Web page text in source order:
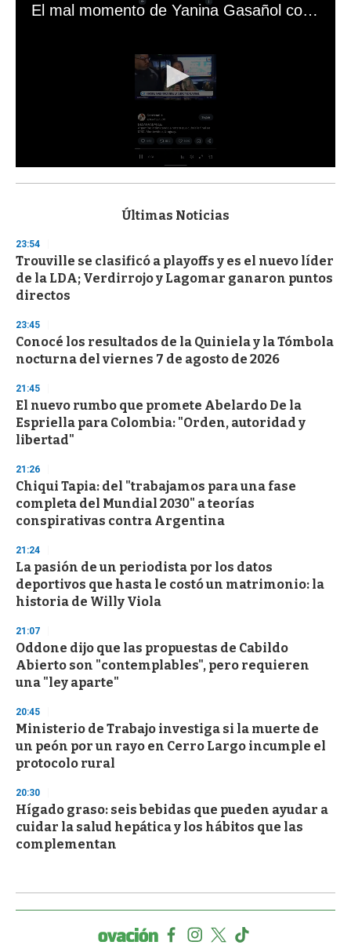
El mal momento de Yanina Gasañol con un hincha argentino en "Subrayado"
s
d
s
o
f
3
s
e
c
o
d
s
Últimas Noticias
23:54
Trouville se clasificó a playoffs y es el nuevo líder
de la LDA; Verdirrojo y Lagomar ganaron puntos
directos
23:45
Conocé los resultados de la Quiniela y la Tómbola
nocturna del viernes 7 de agosto de 2026
21:45
El nuevo rumbo que promete Abelardo De la
Espriella para Colombia: "Orden, autoridad y
libertad"
21:26
Chiqui Tapia: del "trabajamos para una fase
completa del Mundial 2030" a teorías
conspirativas contra Argentina
21:24
La pasión de un periodista por los datos
deportivos que hasta le costó un matrimonio: la
historia de Willy Viola
21:07
Oddone dijo que las propuestas de Cabildo
Abierto son "contemplables", pero requieren
una "ley aparte"
20:45
Ministerio de Trabajo investiga si la muerte de
un peón por un rayo en Cerro Largo incumple el
protocolo rural
20:30
Hígado graso: seis bebidas que pueden ayudar a
cuidar la salud hepática y los hábitos que las
complementan